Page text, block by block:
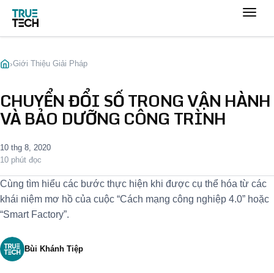
›Giới Thiệu Giải Pháp
CHUYỂN ĐỔI SỐ TRONG VẬN HÀNH
VÀ BẢO DƯỠNG CÔNG TRÌNH
10 thg 8, 2020
10 phút đọc
Cùng tìm hiểu các bước thực hiện khi được cụ thể hóa từ các
khái niệm mơ hồ của cuộc “Cách mạng công nghiệp 4.0” hoặc
“Smart Factory”.
Bùi Khánh Tiệp